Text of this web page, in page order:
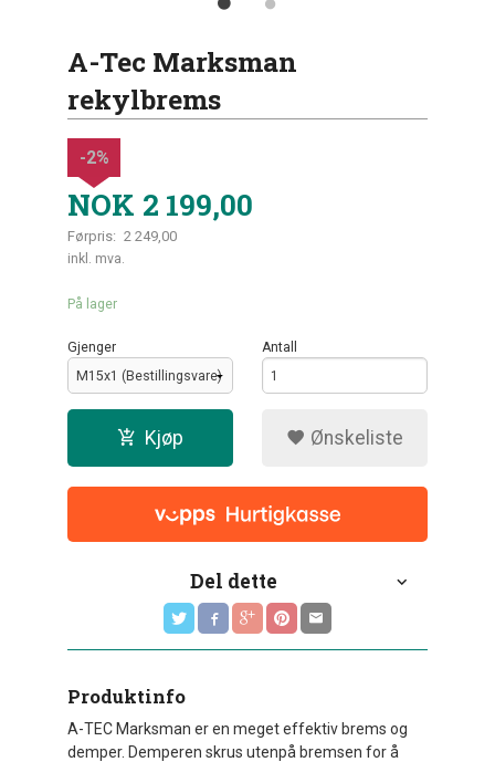
A-Tec Marksman
rekylbrems
NOK 2 199,00
Førpris: 2 249,00
Rabatt
-2%
inkl. mva.
På lager
Gjenger Antall
Kjøp Ønskeliste
Del dette
Produktinfo
A-TEC Marksman er en meget effektiv brems og
demper. Demperen skrus utenpå bremsen for å